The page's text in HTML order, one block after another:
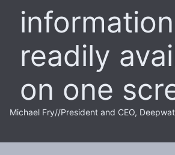
information
readily
on one
Michael Fry//President and CEO,